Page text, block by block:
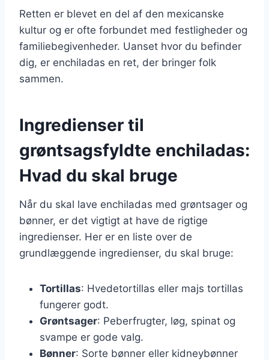
Retten er blevet en del af den mexicanske
kultur og er ofte forbundet med festligheder og
familiebegivenheder. Uanset hvor du befinder
dig, er enchiladas en ret, der bringer folk
sammen.
Ingredienser til
grøntsagsfyldte enchiladas:
Hvad du skal bruge
Når du skal lave enchiladas med grøntsager og
bønner, er det vigtigt at have de rigtige
ingredienser. Her er en liste over de
grundlæggende ingredienser, du skal bruge:
Tortillas: Hvedetortillas eller majs tortillas
fungerer godt.
Grøntsager: Peberfrugter, løg, spinat og
svampe er gode valg.
Bønner: Sorte bønner eller kidneybønner